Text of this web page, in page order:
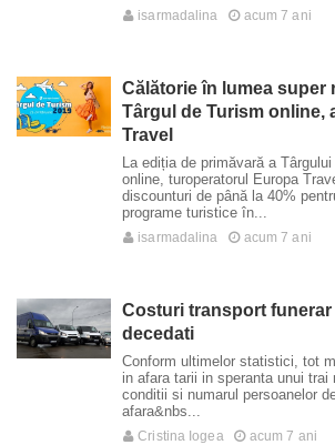
isarmadalina acum 7 ani
Călătorie în lumea super
Târgul de Turism online,
Travel
La ediția de primăvară a
online, turoperatorul Europa
discounturi de până la 40%
programe turistice în...
isarmadalina acum 7 ani
Costuri transport funerar
decedati
Conform ultimelor statistici, tot
in afara tarii in speranta unui
conditii si numarul persoanelor
afara&nbs...
Cristina Iogea acum 7 ani